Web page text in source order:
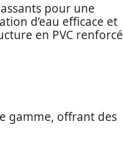
pour une
d’eau efficace et
en PVC renforcé
gamme, offrant des